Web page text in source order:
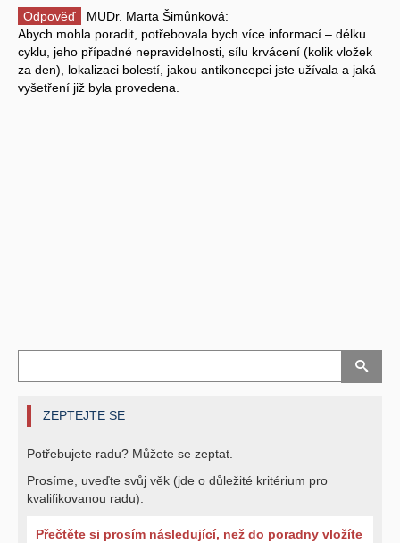
Odpověď
MUDr. Marta Šimůnková:
Abych mohla poradit, potřebovala bych více informací – délku
cyklu, jeho případné nepravidelnosti, sílu krvácení (kolik vložek
za den), lokalizaci bolestí, jakou antikoncepci jste užívala a jaká
vyšetření již byla provedena.
ZEPTEJTE SE
Potřebujete radu? Můžete se zeptat.
Prosíme, uveďte svůj věk (jde o důležité kritérium pro
kvalifikovanou radu).
Přečtěte si prosím následující, než do poradny vložíte